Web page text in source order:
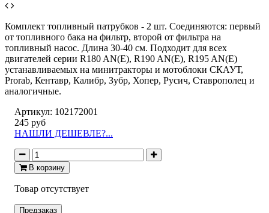
Комплект топливный патрубков - 2 шт. Соединяются: первый
от топливного бака на фильтр, второй от фильтра на
топливный насос. Длина 30-40 см. Подходит для всех
двигателей серии R180 AN(Е), R190 AN(Е), R195 AN(Е)
устанавливаемых на минитракторы и мотоблоки СКАУТ,
Prorab, Кентавр, Калибр, Зубр, Хопер, Русич, Ставрополец и
аналогичные.
Артикул: 102172001
245 руб
НАШЛИ ДЕШЕВЛЕ?...
В корзину
Товар отсутствует
Предзаказ